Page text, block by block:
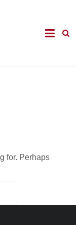
i d'integració
for. Perhaps